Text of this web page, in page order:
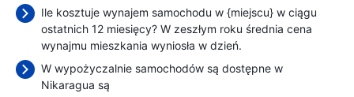
Ile kosztuje wynajem samochodu w {miejscu} w ciągu
ostatnich 12 miesięcy? W zeszłym roku średnia cena
wynajmu mieszkania wyniosła w dzień.
W wypożyczalnie samochodów są dostępne w
Nikaragua są